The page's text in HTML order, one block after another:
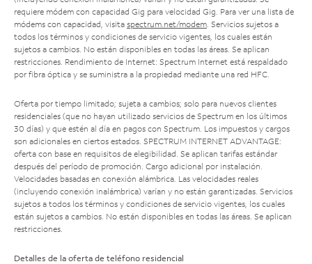
requiere módem con capacidad Gig para velocidad Gig. Para ver una lista de
módems con capacidad, visita spectrum.net/modem . Servicios sujetos a
todos los términos y condiciones de servicio vigentes, los cuales están
sujetos a cambios. No están disponibles en todas las áreas. Se aplican
restricciones. Rendimiento de Internet: Spectrum Internet está respaldado
por fibra óptica y se suministra a la propiedad mediante una red HFC.
Oferta por tiempo limitado; sujeta a cambios; solo para nuevos clientes
residenciales (que no hayan utilizado servicios de Spectrum en los últimos
30 días) y que estén al día en pagos con Spectrum. Los impuestos y cargos
son adicionales en ciertos estados. SPECTRUM INTERNET ADVANTAGE:
oferta con base en requisitos de elegibilidad. Se aplican tarifas estándar
después del período de promoción. Cargo adicional por instalación.
Velocidades basadas en conexión alámbrica. Las velocidades reales
(incluyendo conexión inalámbrica) varían y no están garantizadas. Servicios
sujetos a todos los términos y condiciones de servicio vigentes, los cuales
están sujetos a cambios. No están disponibles en todas las áreas. Se aplican
restricciones.
Detalles de la oferta de teléfono residencial